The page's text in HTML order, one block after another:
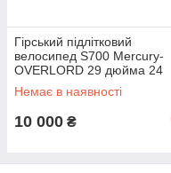
Гірський підлітковий
велосипед S700 Mercury-
OVERLORD 29 дюйма 24
швидкості Білий
Немає в наявності
10 000 ₴